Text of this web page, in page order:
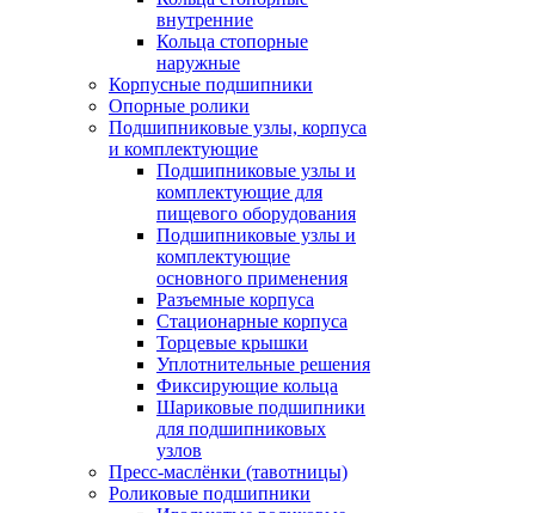
внутренние
Кольца стопорные
наружные
Корпусные подшипники
Опорные ролики
Подшипниковые узлы, корпуса
и комплектующие
Подшипниковые узлы и
комплектующие для
пищевого оборудования
Подшипниковые узлы и
комплектующие
основного применения
Разъемные корпуса
Стационарные корпуса
Торцевые крышки
Уплотнительные решения
Фиксирующие кольца
Шариковые подшипники
для подшипниковых
узлов
Пресс-маслёнки (тавотницы)
Роликовые подшипники